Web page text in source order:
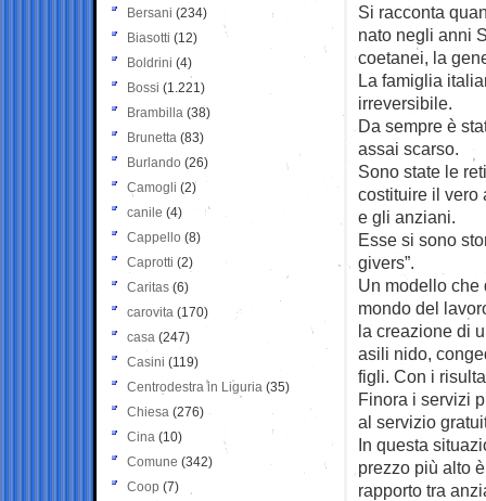
Si racconta
nato negli anni
coetanei, la
La famiglia
irreversibile.
Da sempre è
assai scarso.
Sono state le
costituire il vero
e gli anziani.
Esse si sono
givers”.
Un modello che
mondo del
la creazione di
asili nido,
figli. Con i
Finora i servizi
al servizio
In questa
prezzo più alto
rapporto tra
Bersani (234)
Biasotti (12)
Boldrini (4)
Bossi (1.221)
Brambilla (38)
Brunetta (83)
Burlando (26)
Camogli (2)
canile (4)
Cappello (8)
Caprotti (2)
Caritas (6)
carovita (170)
casa (247)
Casini (119)
Centrodestra in Liguria (35)
Chiesa (276)
Cina (10)
Comune (342)
Coop (7)